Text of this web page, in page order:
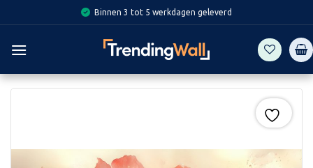
to
content
Binnen 3 tot 5 werkdagen geleverd